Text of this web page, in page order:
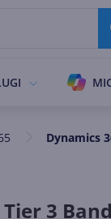
Dynamics
3